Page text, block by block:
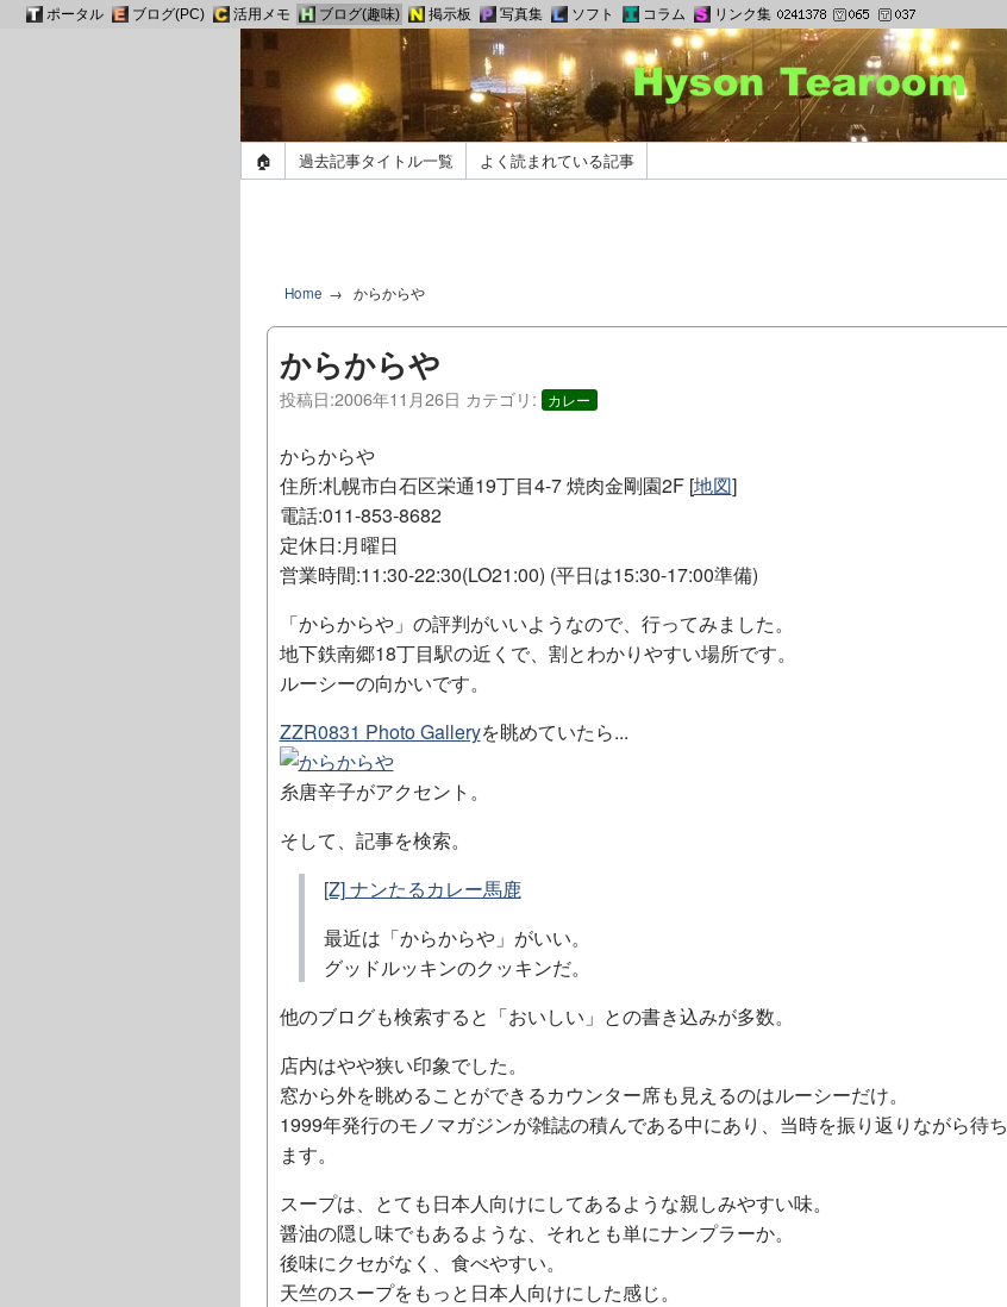
🏠 過去記事タイトル一覧 よく読まれている記事
Home からからや
からからや
投稿日:2006年11月26日 カテゴリ: カレー
からからや
住所:札幌市白石区栄通19丁目4-7 焼肉金剛園2F [地図]
電話:011-853-8682
定休日:月曜日
営業時間:11:30-22:30(LO21:00) (平日は15:30-17:00準備)
「からからや」の評判がいいようなので、行ってみました。
地下鉄南郷18丁目駅の近くで、割とわかりやすい場所です。
ルーシーの向かいです。
ZZR0831 Photo Galleryを眺めていたら...
糸唐辛子がアクセント。
そして、記事を検索。
[Z] ナンたるカレー馬鹿
最近は「からからや」がいい。
グッドルッキンのクッキンだ。
他のブログも検索すると「おいしい」との書き込みが多数。
店内はやや狭い印象でした。
窓から外を眺めることができるカウンター席も見えるのはルーシーだけ。
1999年発行のモノマガジンが雑誌の積んである中にあり、当時を振り返りながら待ち
ます。
スープは、とても日本人向けにしてあるような親しみやすい味。
醤油の隠し味でもあるような、それとも単にナンプラーか。
後味にクセがなく、食べやすい。
天竺のスープをもっと日本人向けにした感じ。
ポータル ブログ(PC) 活用メモ ブログ(趣味) 掲示板 写真集 ソフト コラム リンク集